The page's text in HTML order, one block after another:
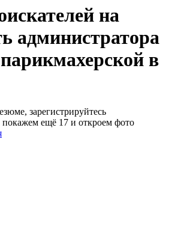
на
администратора
в
зарегистрируйтесь
покажем ещё 17 и откроем фото